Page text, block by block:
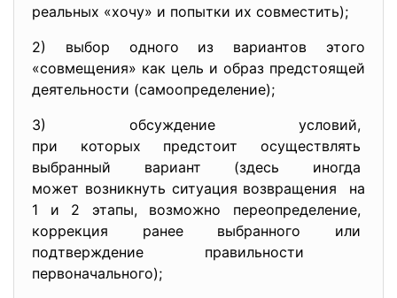
реальных «хочу» и попытки их совместить);
2) выбор одного из вариантов этого
«совмещения» как цель и образ предстоящей
деятельности (самоопределение);
3) обсуждение условий,
при которых предстоит осуществлять
выбранный вариант (здесь иногда
может возникнуть ситуация возвращения на
1 и 2 этапы, возможно переопределение,
коррекция ранее выбранного или
подтверждение правильности
первоначального);